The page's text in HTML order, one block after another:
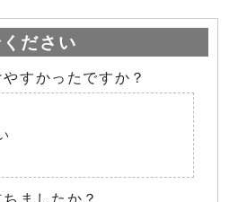
ださい
すかったですか？